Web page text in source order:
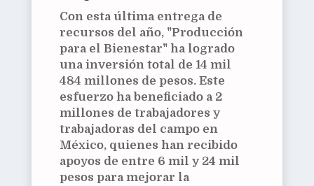
Con esta última entrega de
recursos del año, "Producción
para el Bienestar" ha logrado
una inversión total de 14 mil
484 millones de pesos. Este
esfuerzo ha beneficiado a 2
millones de trabajadores y
trabajadoras del campo en
México, quienes han recibido
apoyos de entre 6 mil y 24 mil
pesos para mejorar la